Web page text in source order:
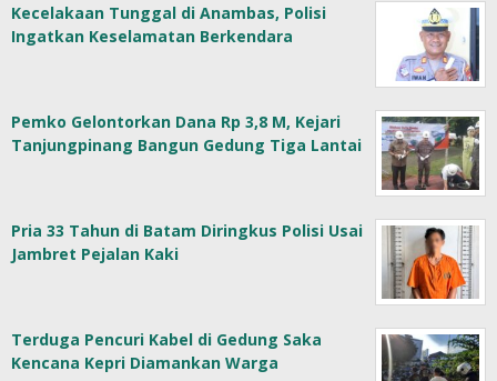
Kecelakaan Tunggal di Anambas, Polisi
Ingatkan Keselamatan Berkendara
Pemko Gelontorkan Dana Rp 3,8 M, Kejari
Tanjungpinang Bangun Gedung Tiga Lantai
Pria 33 Tahun di Batam Diringkus Polisi Usai
Jambret Pejalan Kaki
Terduga Pencuri Kabel di Gedung Saka
Kencana Kepri Diamankan Warga